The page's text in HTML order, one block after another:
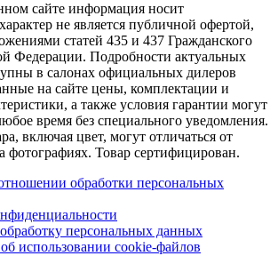
сайте информация носит
не является публичной офертой,
статей 435 и 437 Гражданского
Федерации. Подробности актуальных
в салонах официальных дилеров
на сайте цены, комплектации и
а также условия гарантии могут
время без специального уведомления.
включая цвет, могут отличаться от
фотографиях. Товар сертифицирован.
обработки персональных
персональных данных
использовании cookie-файлов